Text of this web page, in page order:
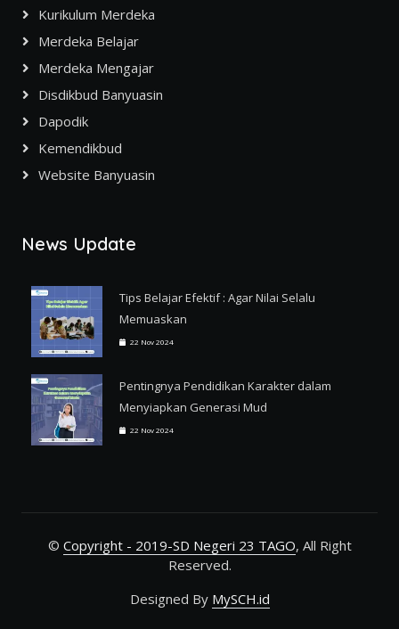
Kurikulum Merdeka
Merdeka Belajar
Merdeka Mengajar
Disdikbud Banyuasin
Dapodik
Kemendikbud
Website Banyuasin
News Update
Tips Belajar Efektif : Agar Nilai Selalu
Memuaskan
22 Nov 2024
Pentingnya Pendidikan Karakter dalam
Menyiapkan Generasi Mud
22 Nov 2024
© Copyright - 2019-SD Negeri 23 TAGO, All Right
Reserved.
Designed By MySCH.id